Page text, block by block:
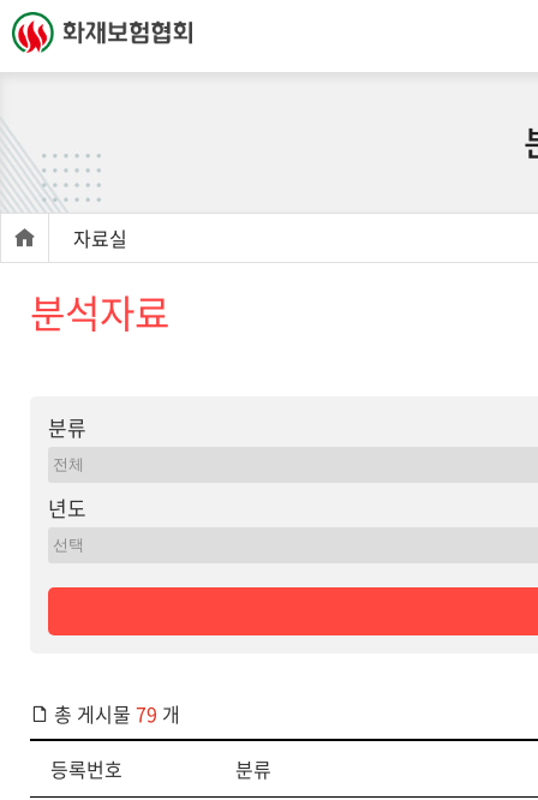
자료실
분석자료
분류
년도
총 게시물 79 개
등록번호
분류